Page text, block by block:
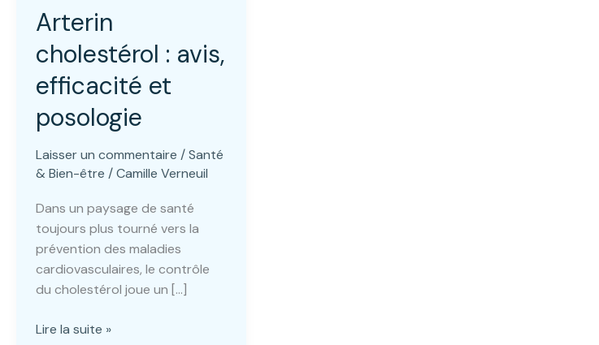
Arterin
cholestérol : avis,
efficacité et
posologie
Laisser un commentaire /Santé
& Bien-être /Camille Verneuil
Dans un paysage de santé
toujours plus tourné vers la
prévention des maladies
cardiovasculaires, le contrôle
du cholestérol joue un […]
Arterin
Lire la suite »